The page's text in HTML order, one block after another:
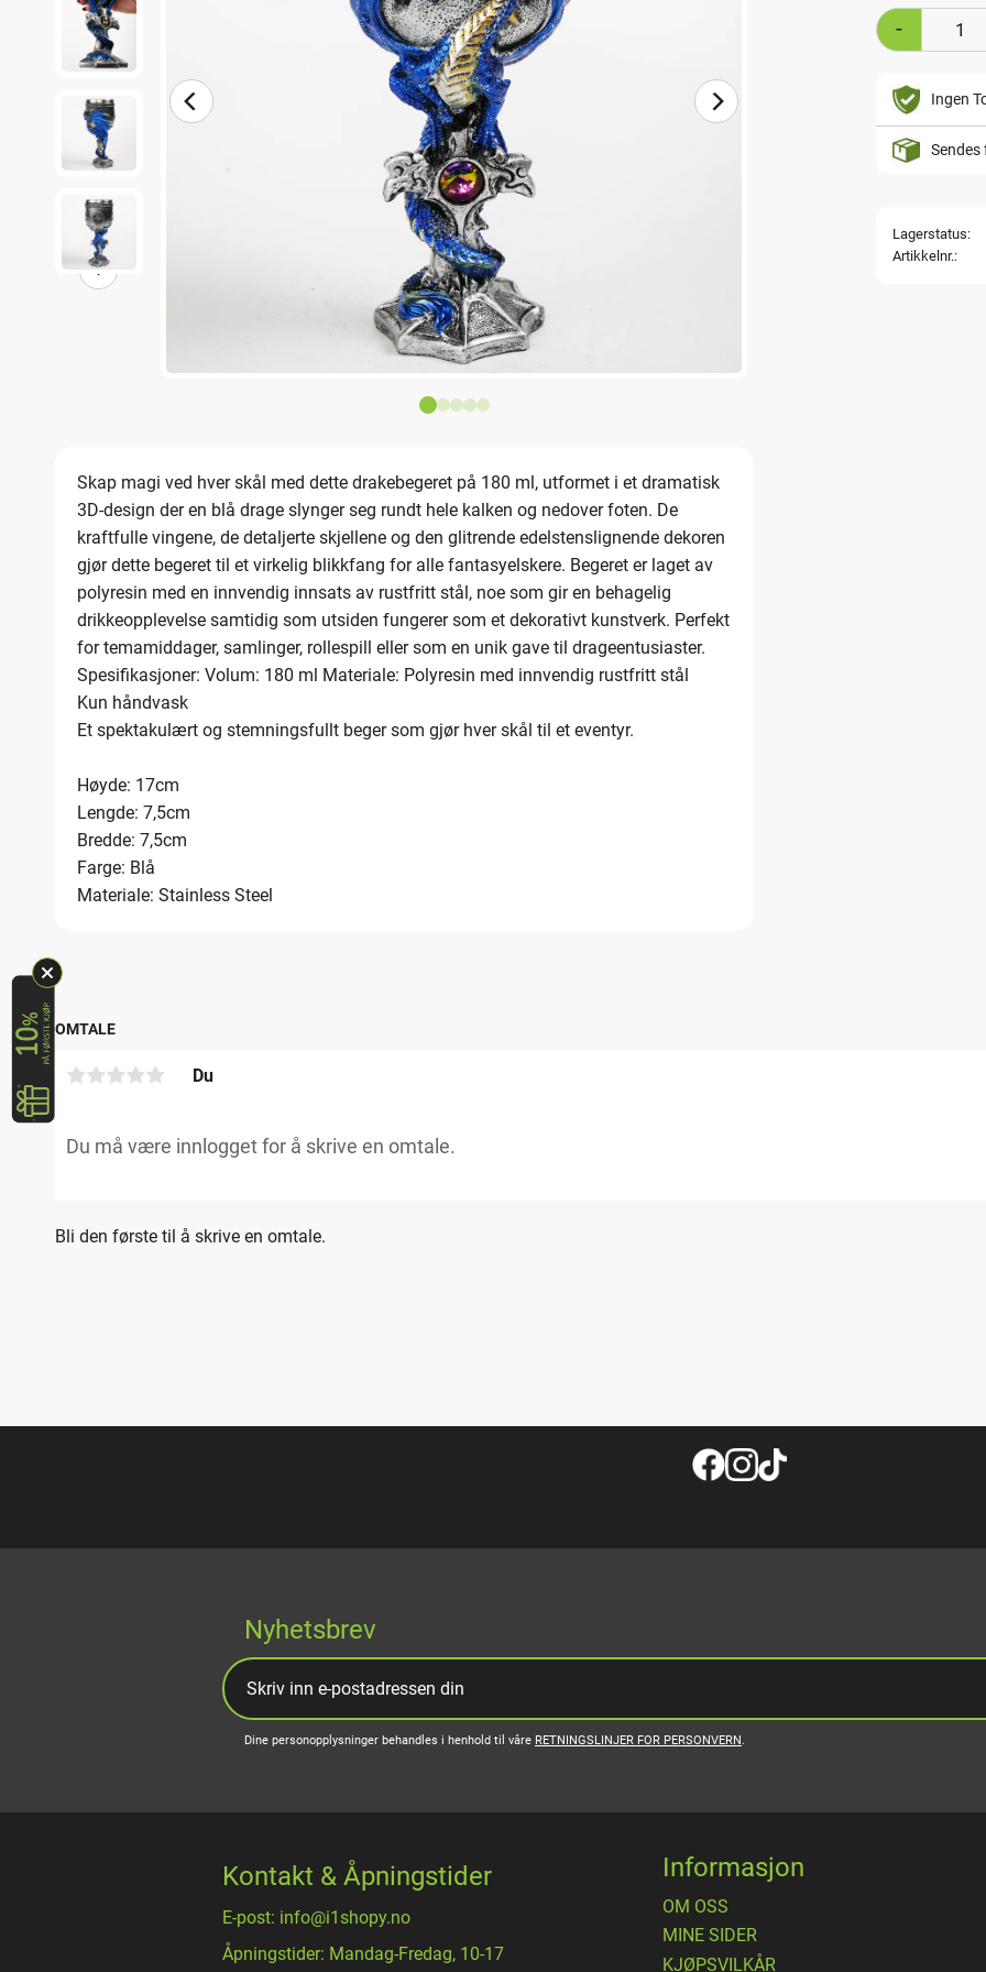
-
Ingen
Sendes
Lagerstatus
Artikkelnr.
Skap magi ved hver skål med dette drakebegeret på 180 ml, utformet i et dramatisk
3D-design der en blå drage slynger seg rundt hele kalken og nedover foten. De
kraftfulle vingene, de detaljerte skjellene og den glitrende edelstenslignende dekoren
gjør dette begeret til et virkelig blikkfang for alle fantasyelskere. Begeret er laget av
polyresin med en innvendig innsats av rustfritt stål, noe som gir en behagelig
drikkeopplevelse samtidig som utsiden fungerer som et dekorativt kunstverk. Perfekt
for temamiddager, samlinger, rollespill eller som en unik gave til drageentusiaster.
Spesifikasjoner: Volum: 180 ml Materiale: Polyresin med innvendig rustfritt stål
Kun håndvask
Et spektakulært og stemningsfullt beger som gjør hver skål til et eventyr.
Høyde: 17cm
Lengde: 7,5cm
Bredde: 7,5cm
Farge: Blå
Materiale: Stainless Steel
OMTALE
Du
Bli den første til å skrive en omtale.
Nyhetsbrev
Dine personopplysninger behandles i henhold til våre RETNINGSLINJER FOR PERSONVERN.
Kontakt & Åpningstider
E-post: info@i1shopy.no
Åpningstider: Mandag-Fredag, 10-17
Informasjon
OM OSS
MINE SIDER
​KJØPSVILKÅR